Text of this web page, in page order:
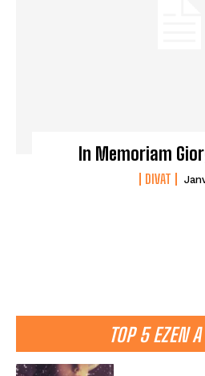
In Memoriam
DIVAT
TOP 5 EZEN